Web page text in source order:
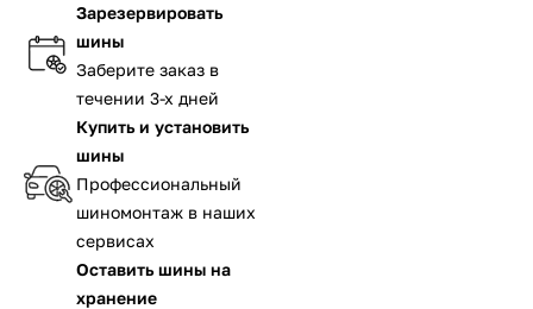
Зарезервировать
шины
Заберите заказ в
течении 3-х дней
Купить и установить
шины
Профессиональный
шиномонтаж в наших
сервисах
Оставить шины на
хранение